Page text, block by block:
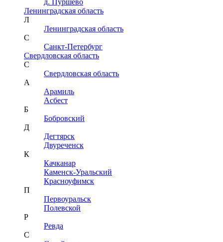
д. Пуршево
Ленинградская область
Л
Ленинградская область
С
Санкт-Петербург
Свердловская область
С
Свердловская область
А
Арамиль
Асбест
Б
Бобровский
Д
Дегтярск
Двуреченск
К
Качканар
Каменск-Уральский
Красноуфимск
П
Первоуральск
Полевской
Р
Ревда
С